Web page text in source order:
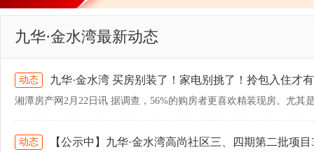
九华·金水湾最新动态
动态 九华·金水湾 买房别装了！家电别挑了！拎包入住才
动态 【公示中】九华·金水湾高尚社区三、四期第二批项